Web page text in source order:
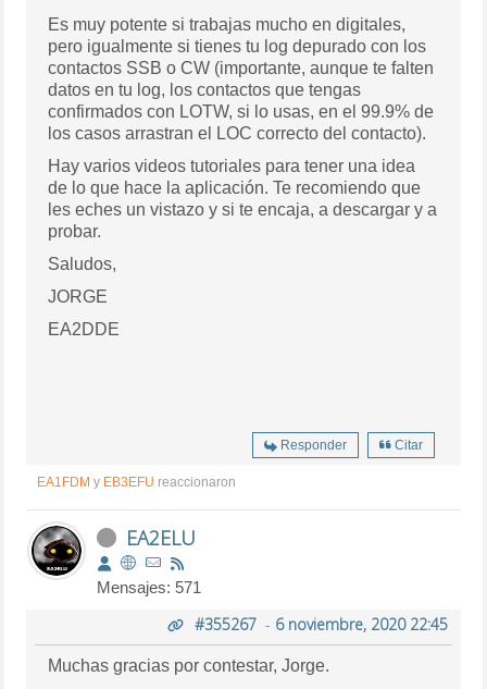
Es muy potente si trabajas mucho en digitales,
pero igualmente si tienes tu log depurado con los
contactos SSB o CW (importante, aunque te falten
datos en tu log, los contactos que tengas
confirmados con LOTW, si lo usas, en el 99.9% de
los casos arrastran el LOC correcto del contacto).
Hay varios videos tutoriales para tener una idea
de lo que hace la aplicación. Te recomiendo que
les eches un vistazo y si te encaja, a descargar y a
probar.
Saludos,
JORGE
EA2DDE
Responder Citar
EA1FDM y EB3EFU reaccionaron
EA2ELU
Mensajes: 571
#355267- 6 noviembre, 2020 22:45
Muchas gracias por contestar, Jorge.